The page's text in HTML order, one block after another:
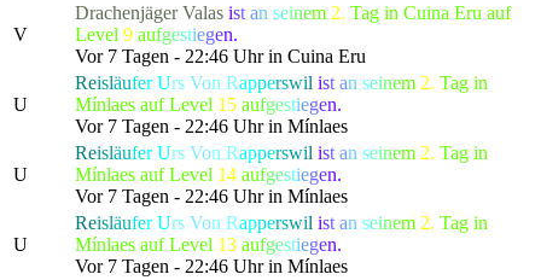
V
Drachenjäger Valas ist an seinem 2. Tag in Cuina Eru auf
Level 9 aufgestiegen.
Vor 7 Tagen - 22:46 Uhr in Cuina Eru
U
ReisläuferUrs Von Rapperswil ist an seinem 2. Tag in
Mínlaes auf Level 15 aufgestiegen.
Vor 7 Tagen - 22:46 Uhr in Mínlaes
U
ReisläuferUrs Von Rapperswil ist an seinem 2. Tag in
Mínlaes auf Level 14 aufgestiegen.
Vor 7 Tagen - 22:46 Uhr in Mínlaes
U
ReisläuferUrs Von Rapperswil ist an seinem 2. Tag in
Mínlaes auf Level 13 aufgestiegen.
Vor 7 Tagen - 22:46 Uhr in Mínlaes